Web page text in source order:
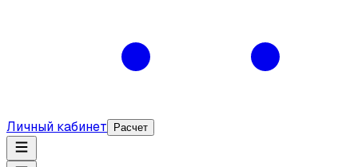
Личный кабинет Расчет